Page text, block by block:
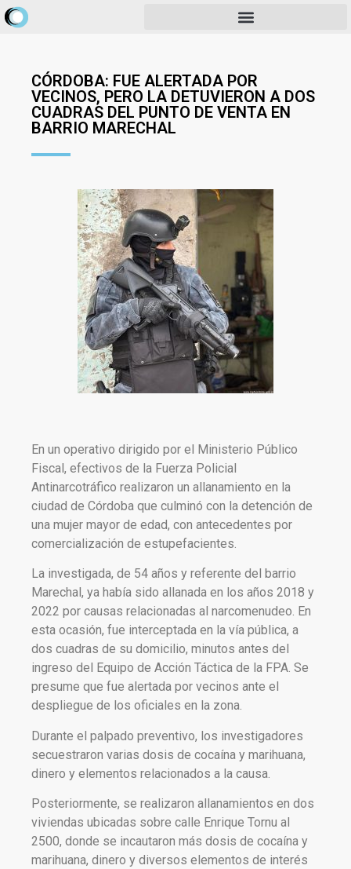
CÓRDOBA: FUE ALERTADA POR
VECINOS, PERO LA DETUVIERON A DOS
CUADRAS DEL PUNTO DE VENTA EN
BARRIO MARECHAL
En un operativo dirigido por el Ministerio Público
Fiscal, efectivos de la Fuerza Policial
Antinarcotráfico realizaron un allanamiento en la
ciudad de Córdoba que culminó con la detención de
una mujer mayor de edad, con antecedentes por
comercialización de estupefacientes.
La investigada, de 54 años y referente del barrio
Marechal, ya había sido allanada en los años 2018 y
2022 por causas relacionadas al narcomenudeo. En
esta ocasión, fue interceptada en la vía pública, a
dos cuadras de su domicilio, minutos antes del
ingreso del Equipo de Acción Táctica de la FPA. Se
presume que fue alertada por vecinos ante el
despliegue de los oficiales en la zona.
Durante el palpado preventivo, los investigadores
secuestraron varias dosis de cocaína y marihuana,
dinero y elementos relacionados a la causa.
Posteriormente, se realizaron allanamientos en dos
viviendas ubicadas sobre calle Enrique Tornu al
2500, donde se incautaron más dosis de cocaína y
marihuana, dinero y diversos elementos de interés